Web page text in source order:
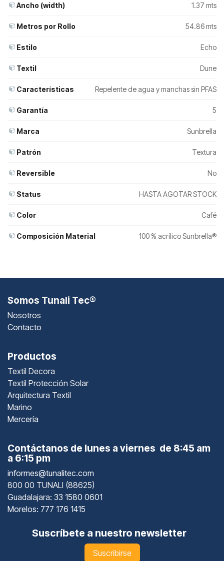
Ancho (width) 1.37 mts
Metros por Rollo 54.86 mts
Estilo Echo
Textil Dune
Características Repelente de agua y manchas sin PFAS
Garantía 5
Marca Sunbrella
Patrón Textura
Reversible No
Status HASTA AGOTAR STOCK
Color Café
Composición Material 100 % acrílico Sunbrella®
Somos Tunali Tec®
Nosotros
Contacto
Productos
Textil Decora
Textil Protección Solar
Arquitectura Textil
Marino
Mercería
Contáctanos de lunes a viernes de 8:45 am
a 6:15 pm
informes@tunalitec.com
800 00 TUNALI (88625)
Guadalajara: 33 1580 0601
Morelos: 777 176 1415
Suscríbete a nuestro newsletter
Suscribirse